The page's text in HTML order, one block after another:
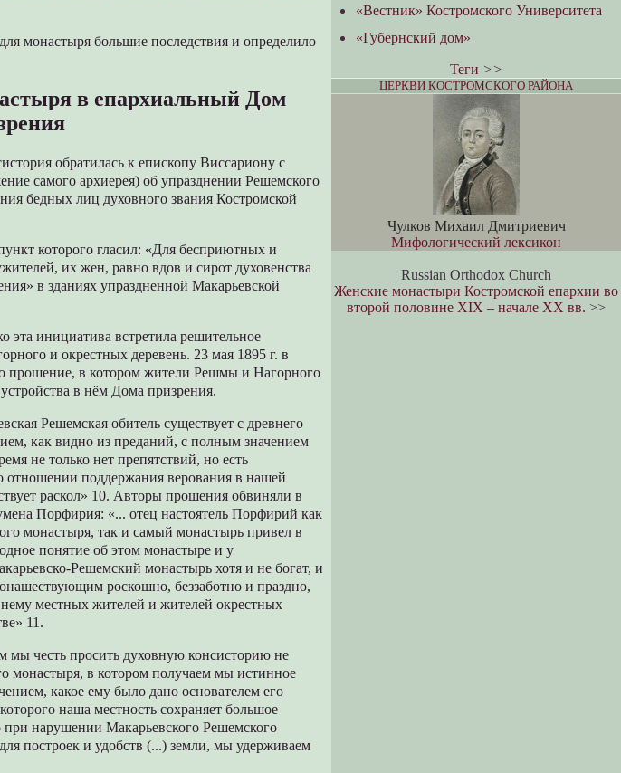
монастыря большие последствия и определило
в епархиальный Дом
обратилась к епископу Виссариону с
самого архиерея) об упразднении Решемского
бедных лиц духовного звания Костромской
которого гласил: «Для бесприютных и
их жен, равно вдов и сирот духовенства
в зданиях упраздненной Макарьевской
эта инициатива встретила решительное
и окрестных деревень. 23 мая 1895 г. в
прошение, в котором жители Решмы и Нагорного
в нём Дома призрения.
Решемская обитель существует с древнего
как видно из преданий, с полным значением
не только нет препятствий, но есть
отношении поддержания верования в нашей
раскол» 10. Авторы прошения обвиняли в
Порфирия: «... отец настоятель Порфирий как
монастыря, так и самый монастырь привел в
понятие об этом монастыре и у
Решемский монастырь хотя и не богат, и
роскошно, беззаботно и праздно,
местных жителей и жителей окрестных
11.
честь просить духовную консисторию не
монастыря, в котором получаем мы истинное
какое ему было дано основателем его
наша местность сохраняет большое
нарушении Макарьевского Решемского
построек и удобств (...) земли, мы удерживаем
«Вестник» Костромского Университета
«Губернский дом»
Теги >>
ЦЕРКВИ КОСТРОМСКОГО РАЙОНА
Чулков Михаил Дмитриевич
Мифологический лексикон
Russian Orthodox Church
Женские монастыри Костромской епархии во
второй половине XIX – начале XX вв. >>